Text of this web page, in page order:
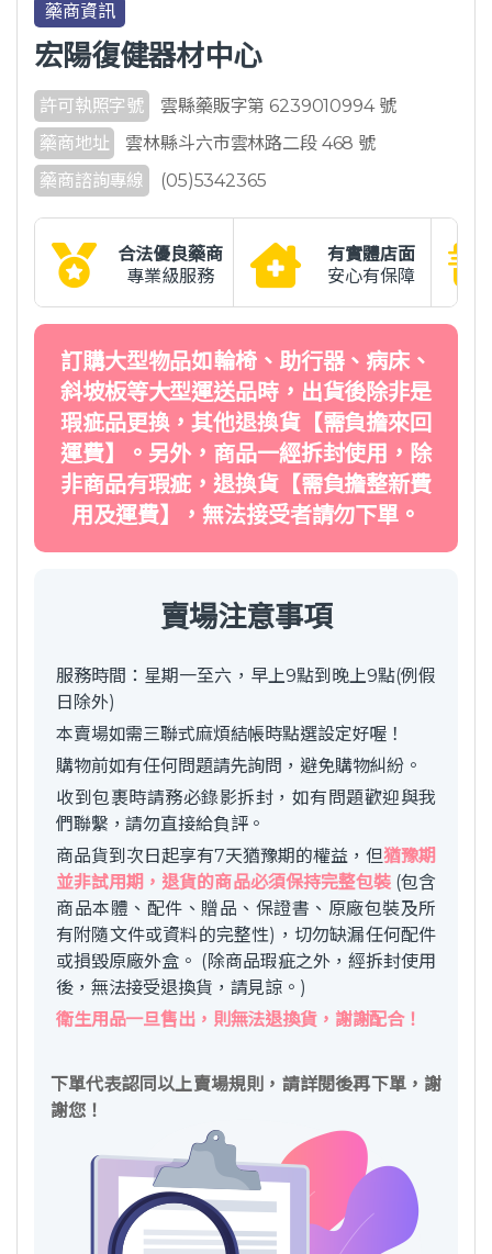
藥商資訊
宏陽復健器材中心
許可執照字號
雲縣藥販字第 6239010994 號
藥商地址
雲林縣斗六市雲林路二段 468 號
藥商諮詢專線
(05)5342365
合法優良藥商
專業級服務
有實體店面
安心有保障
訂購大型物品如輪椅、助行器、病床、
斜坡板等大型運送品時，出貨後除非是
瑕疵品更換，其他退換貨【需負擔來回
運費】。另外，商品一經拆封使用，除
非商品有瑕疵，退換貨【需負擔整新費
用及運費】，無法接受者請勿下單。
賣場注意事項
服務時間：星期一至六，早上9點到晚上9點(例假
日除外)
本賣場如需三聯式麻煩結帳時點選設定好喔！
購物前如有任何問題請先詢問，避免購物糾紛。
收到包裹時請務必錄影拆封，如有問題歡迎與我
們聯繫，請勿直接給負評。
商品貨到次日起享有7天猶豫期的權益，但猶豫期
並非試用期，退貨的商品必須保持完整包裝(包含
商品本體、配件、贈品、保證書、原廠包裝及所
有附隨文件或資料的完整性)，切勿缺漏任何配件
或損毀原廠外盒。 (除商品瑕疵之外，經拆封使用
後，無法接受退換貨，請見諒。)
衛生用品一旦售出，則無法退換貨，謝謝配合！
下單代表認同以上賣場規則，請詳閱後再下單，謝
謝您！